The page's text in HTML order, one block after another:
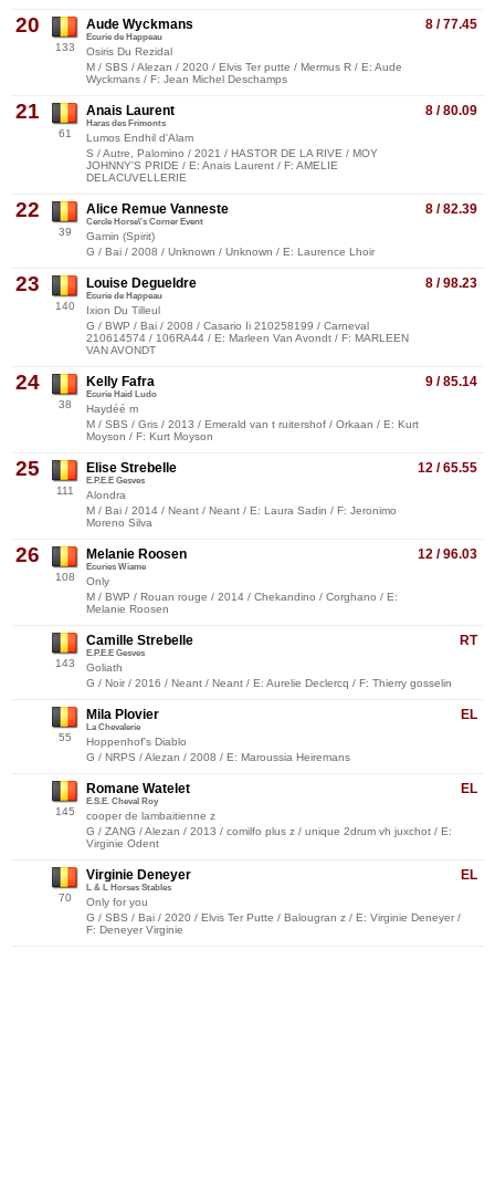
20
133
8 / 77.45
Aude Wyckmans
Ecurie de Happeau
Osiris Du Rezidal
M / SBS / Alezan / 2020 / Elvis Ter putte / Mermus R / E: Aude
Wyckmans / F: Jean Michel Deschamps
21
61
8 / 80.09
Anais Laurent
Haras des Frimonts
Lumos Endhil d'Alam
S / Autre, Palomino / 2021 / HASTOR DE LA RIVE / MOY
JOHNNY'S PRIDE / E: Anais Laurent / F: AMELIE
DELACUVELLERIE
22
39
8 / 82.39
Alice Remue Vanneste
Cercle Horse\'s Corner Event
Gamin (Spirit)
G / Bai / 2008 / Unknown / Unknown / E: Laurence Lhoir
23
140
8 / 98.23
Louise Degueldre
Ecurie de Happeau
Ixion Du Tilleul
G / BWP / Bai / 2008 / Casario Ii 210258199 / Carneval
210614574 / 106RA44 / E: Marleen Van Avondt / F: MARLEEN
VAN AVONDT
24
38
9 / 85.14
Kelly Fafra
Ecurie Haid Ludo
Haydéé m
M / SBS / Gris / 2013 / Emerald van t ruitershof / Orkaan / E: Kurt
Moyson / F: Kurt Moyson
25
111
12 / 65.55
Elise Strebelle
E.P.E.E Gesves
Alondra
M / Bai / 2014 / Neant / Neant / E: Laura Sadin / F: Jeronimo
Moreno Silva
26
108
12 / 96.03
Melanie Roosen
Ecuries Wiame
Only
M / BWP / Rouan rouge / 2014 / Chekandino / Corghano / E:
Melanie Roosen
143
RT
Camille Strebelle
E.P.E.E Gesves
Goliath
G / Noir / 2016 / Neant / Neant / E: Aurelie Declercq / F: Thierry gosselin
55
EL
Mila Plovier
La Chevalerie
Hoppenhof's Diablo
G / NRPS / Alezan / 2008 / E: Maroussia Heiremans
145
EL
Romane Watelet
E.S.E. Cheval Roy
cooper de lambaitienne z
G / ZANG / Alezan / 2013 / comilfo plus z / unique 2drum vh juxchot / E:
Virginie Odent
70
EL
Virginie Deneyer
L & L Horses Stables
Only for you
G / SBS / Bai / 2020 / Elvis Ter Putte / Balougran z / E: Virginie Deneyer /
F: Deneyer Virginie